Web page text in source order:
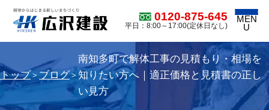
0120-875-645
平日：8:00～17:00(定休日なし)
MEN
U
トップ＞ ブログ＞
南知多町で解体工事の見積もり・相場を
知りたい方へ｜適正価格と見積書の正し
い見方